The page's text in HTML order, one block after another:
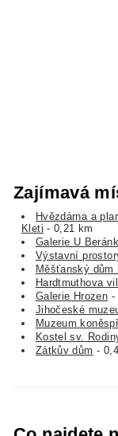
Zajímavá
Hvězdárna a
Kleti - 0,21 km
Galerie U
Výstavní
Měšťanský dům
Hardtmuthova
Galerie Hrozen -
Jihočeské
Muzeum
Kostel sv.
Zátkův dům -